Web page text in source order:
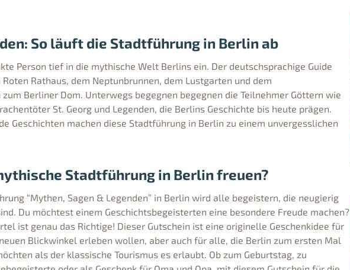
So läuft die Stadtführung in Berlin ab
Person tief in die mythische Welt Berlins ein. Der deutschsprachige Guide
Rathaus, dem Neptunbrunnen, dem Lustgarten und dem
Berliner Dom. Unterwegs begegnen begegnen die Teilnehmer Göttern wie
St. Georg und Legenden, die Berlins Geschichte bis heute prägen.
Geschichten machen diese Stadtführung in Berlin zu einem unvergesslichen
Stadtführung in Berlin freuen?
“Mythen, Sagen & Legenden” in Berlin wird alle begeistern, die neugierig
Du möchtest einem Geschichtsbegeisterten eine besondere Freude machen?
ist genau das Richtige! Dieser Gutschein ist eine originelle Geschenkidee für
Blickwinkel erleben wollen, aber auch für alle, die Berlin zum ersten Mal
als der klassische Tourismus es erlaubt. Ob zum Geburtstag, zu